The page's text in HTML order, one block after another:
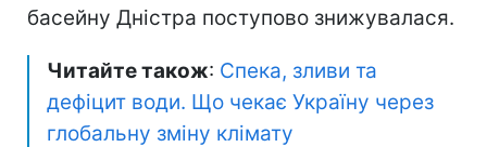
басейну Дністра поступово знижувалася.
Читайте також: Спека, зливи та
дефіцит води. Що чекає Україну через
глобальну зміну клімату